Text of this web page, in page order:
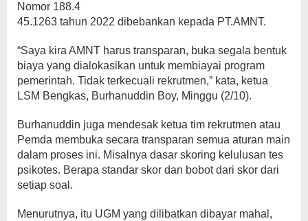
Nomor 188.4
45.1263 tahun 2022 dibebankan kepada PT.AMNT.
“Saya kira AMNT harus transparan, buka segala bentuk
biaya yang dialokasikan untuk membiayai program
pemerintah. Tidak terkecuali rekrutmen,” kata, ketua
LSM Bengkas, Burhanuddin Boy, Minggu (2/10).
Burhanuddin juga mendesak ketua tim rekrutmen atau
Pemda membuka secara transparan semua aturan main
dalam proses ini. Misalnya dasar skoring kelulusan tes
psikotes. Berapa standar skor dan bobot dari skor dari
setiap soal.
Menurutnya, itu UGM yang dilibatkan dibayar mahal,